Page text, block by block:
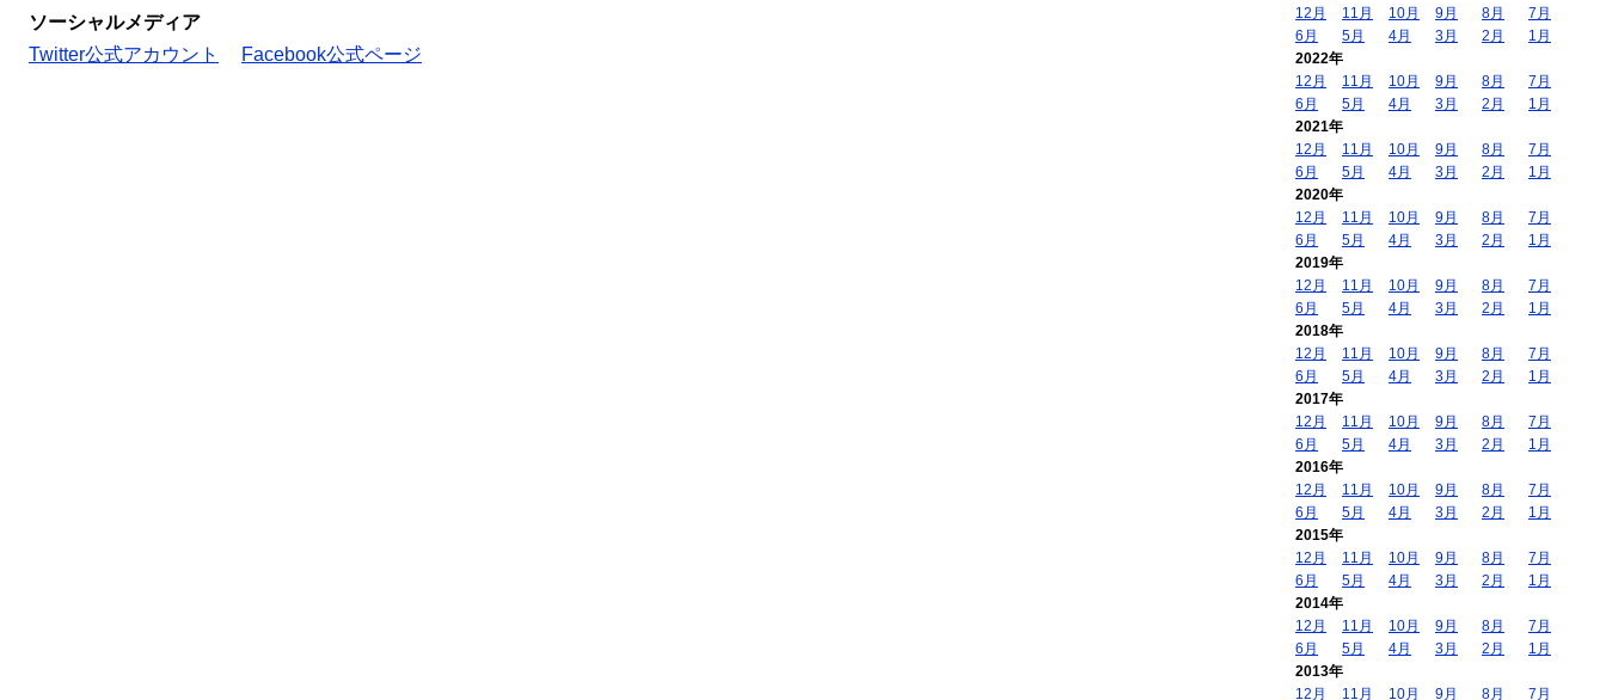
ソーシャルメディア
Twitter公式アカウント
Facebook公式ページ
12月
11月 10月 9月 8月
7月
6月
5月 4月 3月 2月
1月
2022年
12月
11月 10月 9月 8月
7月
6月
5月 4月 3月 2月
1月
2021年
12月
11月 10月 9月 8月
7月
6月
5月 4月 3月 2月
1月
2020年
12月
11月 10月 9月 8月
7月
6月
5月 4月 3月 2月
1月
2019年
12月
11月 10月 9月 8月
7月
6月
5月 4月 3月 2月
1月
2018年
12月
11月 10月 9月 8月
7月
6月
5月 4月 3月 2月
1月
2017年
12月
11月 10月 9月 8月
7月
6月
5月 4月 3月 2月
1月
2016年
12月
11月 10月 9月 8月
7月
6月
5月 4月 3月 2月
1月
2015年
12月
11月 10月 9月 8月
7月
6月
5月 4月 3月 2月
1月
2014年
12月
11月 10月 9月 8月
7月
6月
5月 4月 3月 2月
1月
2013年
12月
11月 10月 9月 8月 7月